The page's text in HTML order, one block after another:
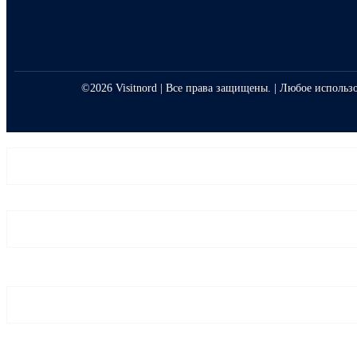
©2026 Visitnord | Все права защищены. | Любое